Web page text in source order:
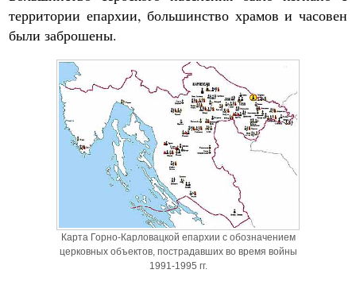
территории епархии, большинство храмов и часовен
были заброшены.
Карта Горно-Карловацкой епархии с обозначением
церковных объектов, пострадавших во время войны
1991-1995 гг.